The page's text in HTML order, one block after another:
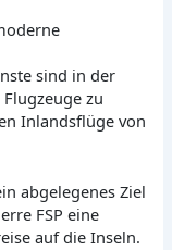
sind in der
zu
Inlandsflüge von
abgelegenes Ziel
FSP eine
auf die Inseln.